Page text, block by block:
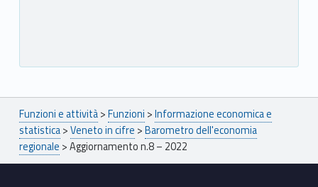
Breadcrumbs navigation
Funzioni e attività>Funzioni >Informazione economica e
statistica>Veneto in cifre >Barometro dell'economia
regionale >Aggiornamento n.8 – 2022